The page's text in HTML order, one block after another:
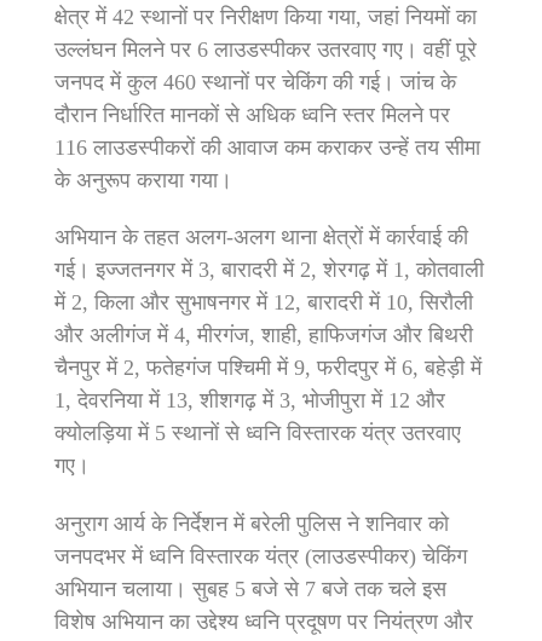
क्षेत्र में 42 स्थानों पर निरीक्षण किया गया, जहां नियमों का
उल्लंघन मिलने पर 6 लाउडस्पीकर उतरवाए गए। वहीं पूरे
जनपद में कुल 460 स्थानों पर चेकिंग की गई। जांच के
दौरान निर्धारित मानकों से अधिक ध्वनि स्तर मिलने पर
116 लाउडस्पीकरों की आवाज कम कराकर उन्हें तय सीमा
के अनुरूप कराया गया।
अभियान के तहत अलग-अलग थाना क्षेत्रों में कार्रवाई की
गई। इज्जतनगर में 3, बारादरी में 2, शेरगढ़ में 1, कोतवाली
में 2, किला और सुभाषनगर में 12, बारादरी में 10, सिरौली
और अलीगंज में 4, मीरगंज, शाही, हाफिजगंज और बिथरी
चैनपुर में 2, फतेहगंज पश्चिमी में 9, फरीदपुर में 6, बहेड़ी में
1, देवरनिया में 13, शीशगढ़ में 3, भोजीपुरा में 12 और
क्योलड़िया में 5 स्थानों से ध्वनि विस्तारक यंत्र उतरवाए
गए।
अनुराग आर्य के निर्देशन में बरेली पुलिस ने शनिवार को
जनपदभर में ध्वनि विस्तारक यंत्र (लाउडस्पीकर) चेकिंग
अभियान चलाया। सुबह 5 बजे से 7 बजे तक चले इस
विशेष अभियान का उद्देश्य ध्वनि प्रदूषण पर नियंत्रण और